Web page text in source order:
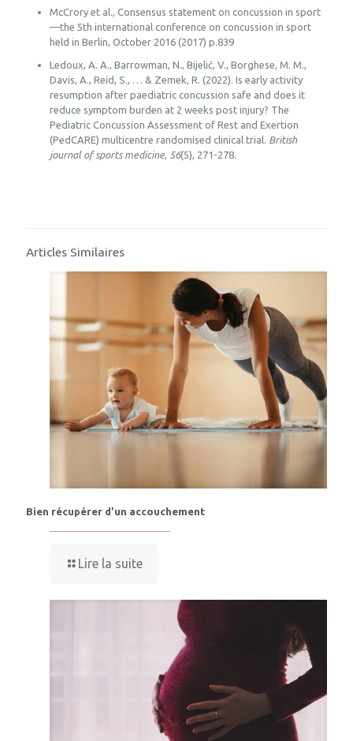
McCrory et al., Consensus statement on concussion in sport
—the 5th international conference on concussion in sport
held in Berlin, October 2016 (2017) p.839
Ledoux, A. A., Barrowman, N., Bijelić, V., Borghese, M. M.,
Davis, A., Reid, S., … & Zemek, R. (2022). Is early activity
resumption after paediatric concussion safe and does it
reduce symptom burden at 2 weeks post injury? The
Pediatric Concussion Assessment of Rest and Exertion
(PedCARE) multicentre randomised clinical trial. British
journal of sports medicine, 56(5), 271-278.
Articles Similaires
Bien récupérer d’un accouchement
Lire la suite